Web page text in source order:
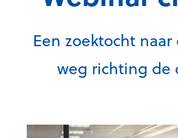
Een zoektocht
weg richting de